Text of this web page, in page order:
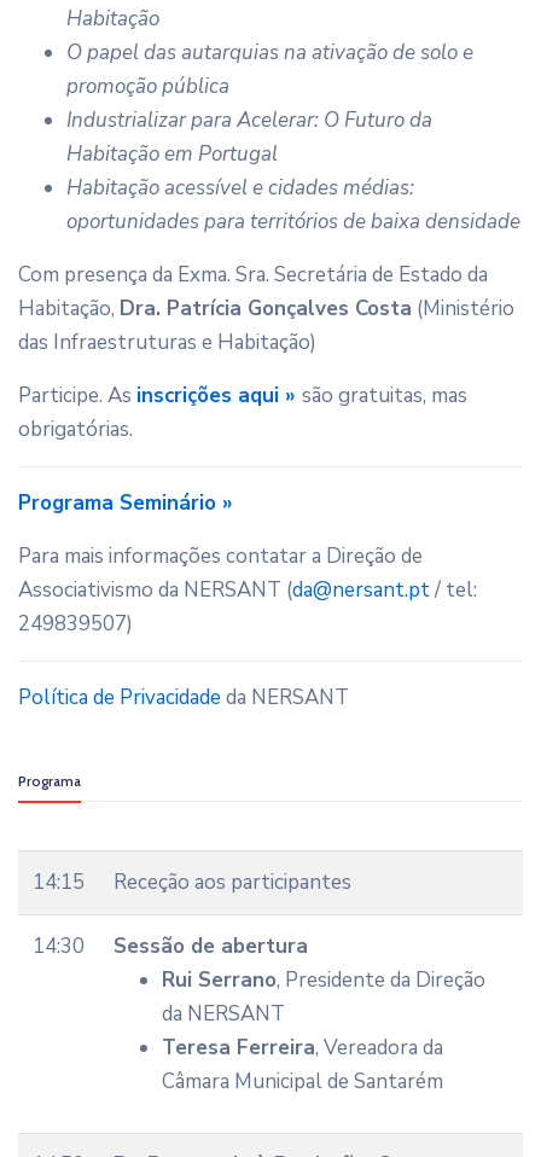
Habitação
Opapel das autarquias na ativação de solo e
promoção pública
Industrializar para Acelerar: O Futuro da
Habitação em Portugal
Habitação acessível e cidades médias:
oportunidades para territórios de baixa densidade
Com presença da Exma. Sra. Secretária de Estado da
Habitação, Dra. Patrícia Gonçalves Costa (Ministério
das Infraestruturas e Habitação)
Participe. As inscrições aqui » são gratuitas, mas
obrigatórias.
Programa Seminário »
Para mais informações contatar a Direção de
Associativismo da NERSANT (da@nersant.pt/ tel:
249839507)
Política de Privacidade da NERSANT
Programa
14:15 Receção aos participantes
14:30
Sessão de abertura
Rui Serrano, Presidente da Direção
da NERSANT
Teresa Ferreira, Vereadora da
Câmara Municipal de Santarém